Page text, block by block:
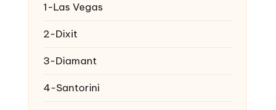
1-Las Vegas
2-Dixit
3-Diamant
4-Santorini